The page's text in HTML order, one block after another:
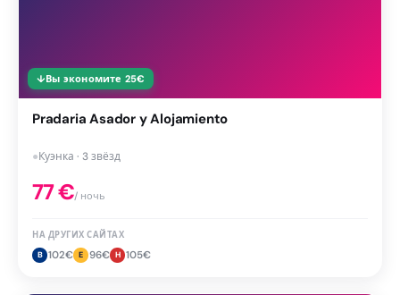
↓Вы экономите 25€
Pradaria Asador y Alojamiento
●Куэнка · 3 звёзд
77€/ ночь
НА ДРУГИХ САЙТАХ
B 102€ E 96€ H 105€